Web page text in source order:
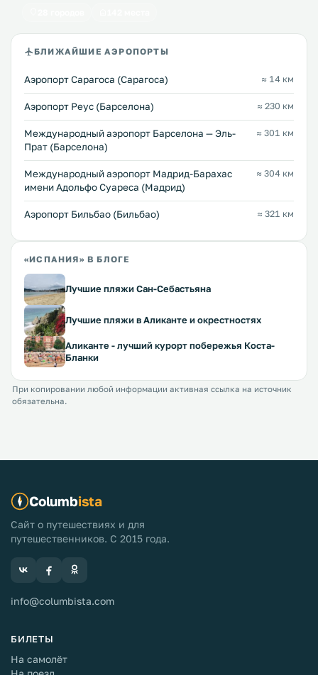
БЛИЖАЙШИЕ АЭРОПОРТЫ
Аэропорт Сарагоса (Сарагоса) ≈ 14 км
Аэропорт Реус (Барселона) ≈ 230 км
Международный аэропорт Барселона — Эль-
Прат (Барселона)
≈ 301 км
Международный аэропорт Мадрид-Барахас
имени Адольфо Суареса (Мадрид)
≈ 304 км
Аэропорт Бильбао (Бильбао) ≈ 321 км
«ИСПАНИЯ» В БЛОГЕ
Лучшие пляжи Сан-Себастьяна
Лучшие пляжи в Аликанте и окрестностях
Аликанте - лучший курорт побережья Коста-
Бланки
При копировании любой информации активная ссылка на источник
обязательна.
Columbista
Сайт о путешествиях и для
путешественников. С 2015 года.
info@columbista.com
БИЛЕТЫ
На самолёт